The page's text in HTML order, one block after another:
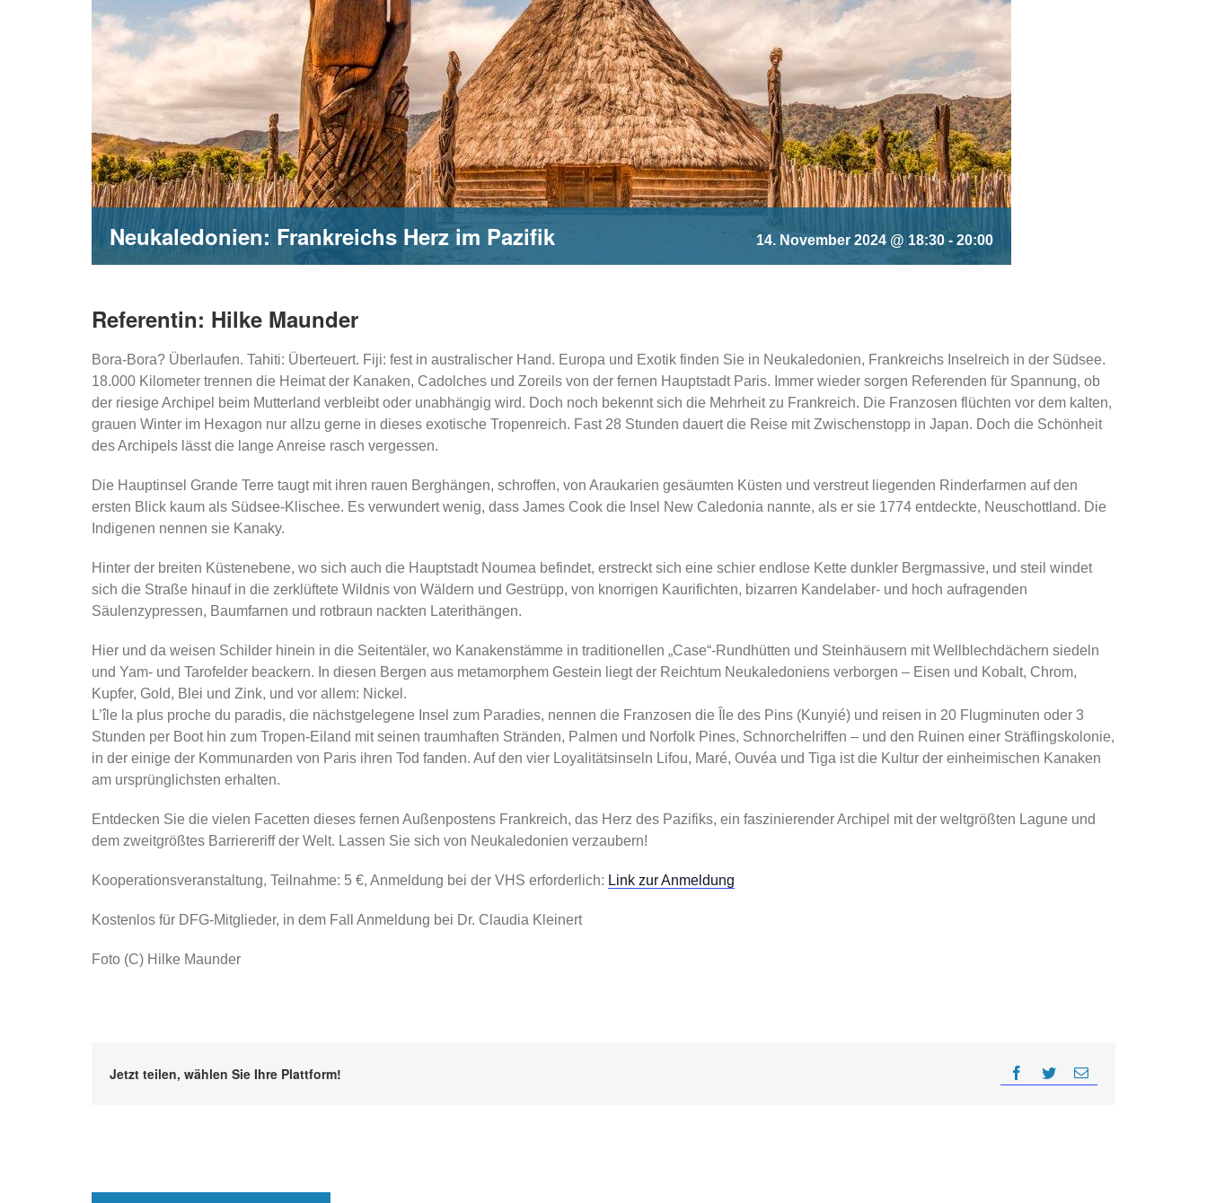
Neukaledonien: Frankreichs Herz im Pazifik 14. November 2024 @ 18:30 - 20:00
Referentin: Hilke Maunder
Bora-Bora? Überlaufen. Tahiti: Überteuert. Fiji: fest in australischer Hand. Europa und Exotik finden Sie in Neukaledonien, Frankreichs Inselreich in der Südsee.
18.000 Kilometer trennen die Heimat der Kanaken, Cadolches und Zoreils von der fernen Hauptstadt Paris. Immer wieder sorgen Referenden für Spannung, ob
der riesige Archipel beim Mutterland verbleibt oder unabhängig wird. Doch noch bekennt sich die Mehrheit zu Frankreich. Die Franzosen flüchten vor dem kalten,
grauen Winter im Hexagon nur allzu gerne in dieses exotische Tropenreich. Fast 28 Stunden dauert die Reise mit Zwischenstopp in Japan. Doch die Schönheit
des Archipels lässt die lange Anreise rasch vergessen.
Die Hauptinsel Grande Terre taugt mit ihren rauen Berghängen, schroffen, von Araukarien gesäumten Küsten und verstreut liegenden Rinderfarmen auf den
ersten Blick kaum als Südsee-Klischee. Es verwundert wenig, dass James Cook die Insel New Caledonia nannte, als er sie 1774 entdeckte, Neuschottland. Die
Indigenen nennen sie Kanaky.
Hinter der breiten Küstenebene, wo sich auch die Hauptstadt Noumea befindet, erstreckt sich eine schier endlose Kette dunkler Bergmassive, und steil windet
sich die Straße hinauf in die zerklüftete Wildnis von Wäldern und Gestrüpp, von knorrigen Kaurifichten, bizarren Kandelaber- und hoch aufragenden
Säulenzypressen, Baumfarnen und rotbraun nackten Laterithängen.
Hier und da weisen Schilder hinein in die Seitentäler, wo Kanakenstämme in traditionellen „Case“-Rundhütten und Steinhäusern mit Wellblechdächern siedeln
und Yam- und Tarofelder beackern. In diesen Bergen aus metamorphem Gestein liegt der Reichtum Neukaledoniens verborgen – Eisen und Kobalt, Chrom,
Kupfer, Gold, Blei und Zink, und vor allem: Nickel.
L’île la plus proche du paradis, die nächstgelegene Insel zum Paradies, nennen die Franzosen die Île des Pins (Kunyié) und reisen in 20 Flugminuten oder 3
Stunden per Boot hin zum Tropen-Eiland mit seinen traumhaften Stränden, Palmen und Norfolk Pines, Schnorchelriffen – und den Ruinen einer Sträflingskolonie,
in der einige der Kommunarden von Paris ihren Tod fanden. Auf den vier Loyalitätsinseln Lifou, Maré, Ouvéa und Tiga ist die Kultur der einheimischen Kanaken
am ursprünglichsten erhalten.
Entdecken Sie die vielen Facetten dieses fernen Außenpostens Frankreich, das Herz des Pazifiks, ein faszinierender Archipel mit der weltgrößten Lagune und
dem zweitgrößtes Barriereriff der Welt. Lassen Sie sich von Neukaledonien verzaubern!
Kooperationsveranstaltung, Teilnahme: 5 €, Anmeldung bei der VHS erforderlich: Link zur Anmeldung
Kostenlos für DFG-Mitglieder, in dem Fall Anmeldung bei Dr. Claudia Kleinert
Foto (C) Hilke Maunder
Jetzt teilen, wählen Sie Ihre Plattform!